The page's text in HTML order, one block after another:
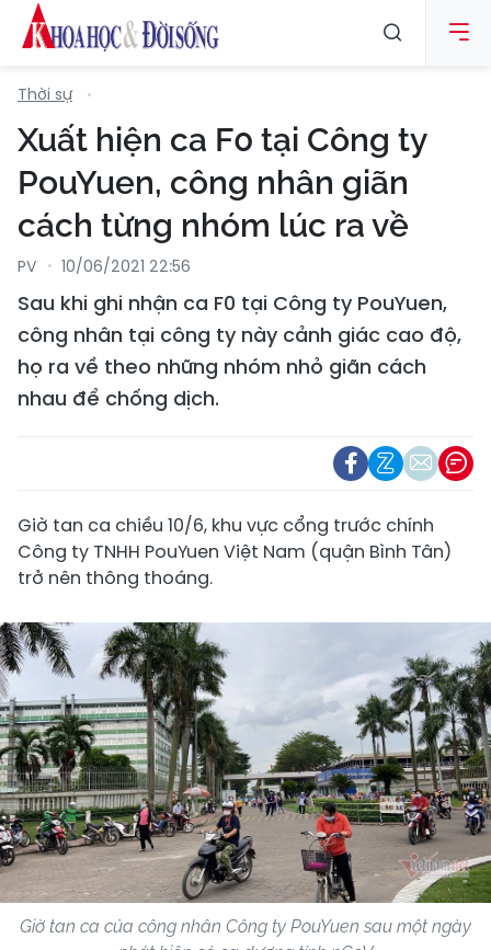
Thời sự
Xuất hiện ca F0 tại Công ty
PouYuen, công nhân giãn
cách từng nhóm lúc ra về
PV 10/06/2021 22:56
Sau khi ghi nhận ca F0 tại Công ty PouYuen,
công nhân tại công ty này cảnh giác cao độ,
họ ra về theo những nhóm nhỏ giãn cách
nhau để chống dịch.
Giờ tan ca chiều 10/6, khu vực cổng trước chính
Công ty TNHH PouYuen Việt Nam (quận Bình Tân)
trở nên thông thoáng.
Giờ tan ca của công nhân Công ty PouYuen sau một ngày